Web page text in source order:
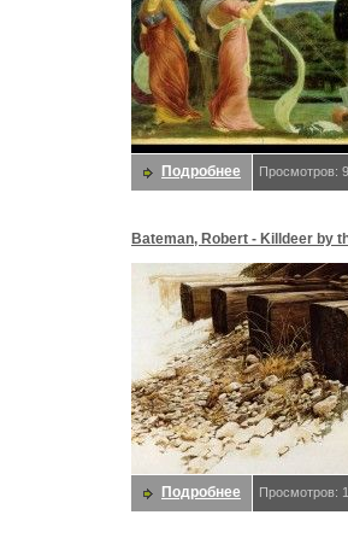
Подробнее Просмотров:
Bateman, Robert - Killdeer by
Tracks (end. Bateman, Роберт
Подробнее Просмотров: